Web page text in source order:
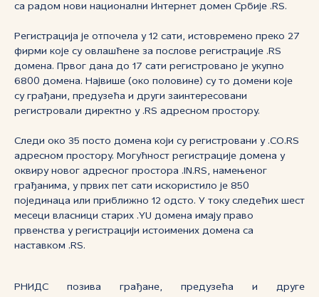
са радом нови национални Интернет домен Србије .RS.
Регистрација је отпочела у 12 сати, истовремено преко 27
фирми које су овлашћене за послове регистрације .RS
домена. Првог дана до 17 сати регистровано је укупно
6800 домена. Највише (око половине) су то домени које
су грађани, предузећа и други заинтересовани
регистровали директно у .RS адресном простору.
Следи око 35 посто домена који су регистровани у .CO.RS
адресном простору. Могућност регистрације домена у
оквиру новог адресног простора .IN.RS, намењеног
грађанима, у првих пет сати искористило је 850
појединаца или приближно 12 одсто. У току следећих шест
месеци власници старих .YU домена имају право
првенства у регистрацији истоимених домена са
наставком .RS.
РНИДС позива грађане, предузећа и друге